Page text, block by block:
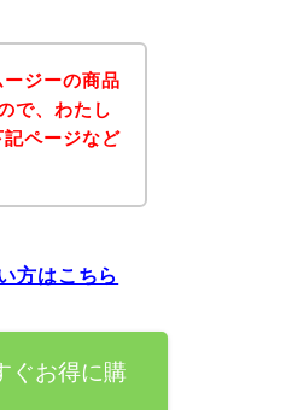
ジーの商品
で、わたし
ページなど
方はこちら
ぐお得に購